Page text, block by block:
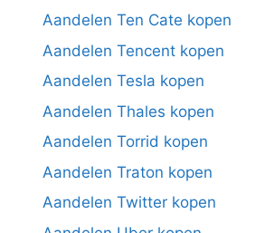
Aandelen Ten Cate kopen
Aandelen Tencent kopen
Aandelen Tesla kopen
Aandelen Thales kopen
Aandelen Torrid kopen
Aandelen Traton kopen
Aandelen Twitter kopen